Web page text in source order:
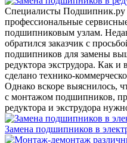
Специалисты Подшипник.ру
профессиональные
подшипниковым узлам.
обратился заказчик с
подшипников для замены
редуктора экструдора. Как
сделано технико-
Однако вскоре выяснилось,
с монтажом подшипников,
редуктора и экструдора
Замена подшипников в